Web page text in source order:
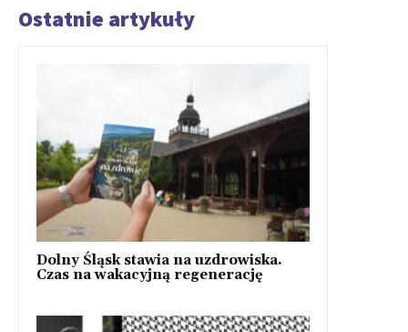
Ostatnie artykuły
Dolny Śląsk stawia na uzdrowiska.
Czas na wakacyjną regenerację